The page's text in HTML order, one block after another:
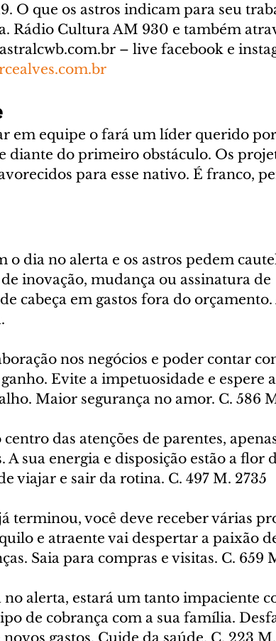
O que os astros indicam para seu
Rádio Cultura AM 930 e também
– live facebook e
em equipe o fará um líder querido
diante do primeiro obstáculo. Os
para esse nativo. É franco,
o dia no alerta e os astros pedem
inovação, mudança ou assinatura de
cabeça em gastos fora do
nos negócios e poder contar
Evite a impetuosidade e espere
Maior segurança no amor. C. 586
centro das atenções de parentes,
A sua energia e disposição estão a flor
viajar e sair da rotina. C. 497 M. 2735
terminou, você deve receber várias
e atraente vai despertar a paixão
Saia para compras e visitas. C. 659
alerta, estará um tanto impaciente
de cobrança com a sua família.